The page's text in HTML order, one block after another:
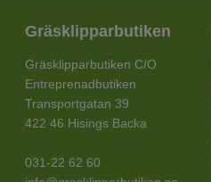
Gräsklipparbutiken
Gräsklipparbutiken C/O
Entreprenadbutiken
Transportgatan 39
422 46 Hisings Backa
031-22 62 60